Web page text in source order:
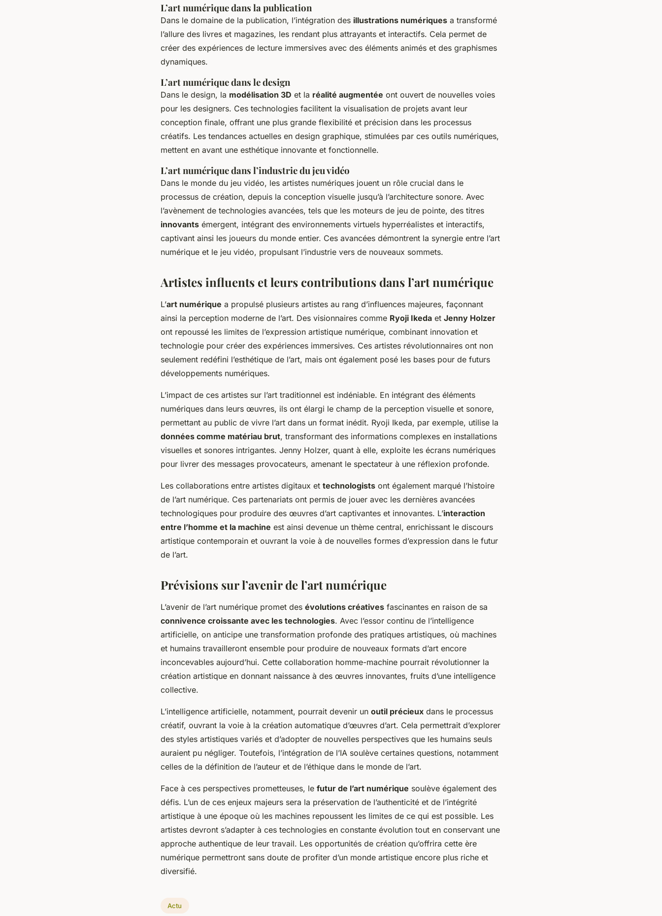
L’art numérique dans la publication
Dans le domaine de la publication, l’intégration des illustrations numériques a transformé
l’allure des livres et magazines, les rendant plus attrayants et interactifs. Cela permet de
créer des expériences de lecture immersives avec des éléments animés et des graphismes
dynamiques.
L’art numérique dans le design
Dans le design, la modélisation 3D et la réalité augmentée ont ouvert de nouvelles voies
pour les designers. Ces technologies facilitent la visualisation de projets avant leur
conception finale, offrant une plus grande flexibilité et précision dans les processus
créatifs. Les tendances actuelles en design graphique, stimulées par ces outils numériques,
mettent en avant une esthétique innovante et fonctionnelle.
L’art numérique dans l’industrie du jeu vidéo
Dans le monde du jeu vidéo, les artistes numériques jouent un rôle crucial dans le
processus de création, depuis la conception visuelle jusqu’à l’architecture sonore. Avec
l’avènement de technologies avancées, tels que les moteurs de jeu de pointe, des titres
innovants émergent, intégrant des environnements virtuels hyperréalistes et interactifs,
captivant ainsi les joueurs du monde entier. Ces avancées démontrent la synergie entre l’art
numérique et le jeu vidéo, propulsant l’industrie vers de nouveaux sommets.
Artistes influents et leurs contributions dans l’art numérique
L’art numérique a propulsé plusieurs artistes au rang d’influences majeures, façonnant
ainsi la perception moderne de l’art. Des visionnaires comme Ryoji Ikeda et Jenny Holzer
ont repoussé les limites de l’expression artistique numérique, combinant innovation et
technologie pour créer des expériences immersives. Ces artistes révolutionnaires ont non
seulement redéfini l’esthétique de l’art, mais ont également posé les bases pour de futurs
développements numériques.
L’impact de ces artistes sur l’art traditionnel est indéniable. En intégrant des éléments
numériques dans leurs œuvres, ils ont élargi le champ de la perception visuelle et sonore,
permettant au public de vivre l’art dans un format inédit. Ryoji Ikeda, par exemple, utilise la
données comme matériau brut, transformant des informations complexes en installations
visuelles et sonores intrigantes. Jenny Holzer, quant à elle, exploite les écrans numériques
pour livrer des messages provocateurs, amenant le spectateur à une réflexion profonde.
Les collaborations entre artistes digitaux et technologists ont également marqué l’histoire
de l’art numérique. Ces partenariats ont permis de jouer avec les dernières avancées
technologiques pour produire des œuvres d’art captivantes et innovantes. L’interaction
entre l’homme et la machine est ainsi devenue un thème central, enrichissant le discours
artistique contemporain et ouvrant la voie à de nouvelles formes d’expression dans le futur
de l’art.
Prévisions sur l’avenir de l’art numérique
L’avenir de l’art numérique promet des évolutions créatives fascinantes en raison de sa
connivence croissante avec les technologies. Avec l’essor continu de l’intelligence
artificielle, on anticipe une transformation profonde des pratiques artistiques, où machines
et humains travailleront ensemble pour produire de nouveaux formats d’art encore
inconcevables aujourd’hui. Cette collaboration homme-machine pourrait révolutionner la
création artistique en donnant naissance à des œuvres innovantes, fruits d’une intelligence
collective.
L’intelligence artificielle, notamment, pourrait devenir un outil précieux dans le processus
créatif, ouvrant la voie à la création automatique d’œuvres d’art. Cela permettrait d’explorer
des styles artistiques variés et d’adopter de nouvelles perspectives que les humains seuls
auraient pu négliger. Toutefois, l’intégration de l’IA soulève certaines questions, notamment
celles de la définition de l’auteur et de l’éthique dans le monde de l’art.
Face à ces perspectives prometteuses, le futur de l’art numérique soulève également des
défis. L’un de ces enjeux majeurs sera la préservation de l’authenticité et de l’intégrité
artistique à une époque où les machines repoussent les limites de ce qui est possible. Les
artistes devront s’adapter à ces technologies en constante évolution tout en conservant une
approche authentique de leur travail. Les opportunités de création qu’offrira cette ère
numérique permettront sans doute de profiter d’un monde artistique encore plus riche et
diversifié.
Actu